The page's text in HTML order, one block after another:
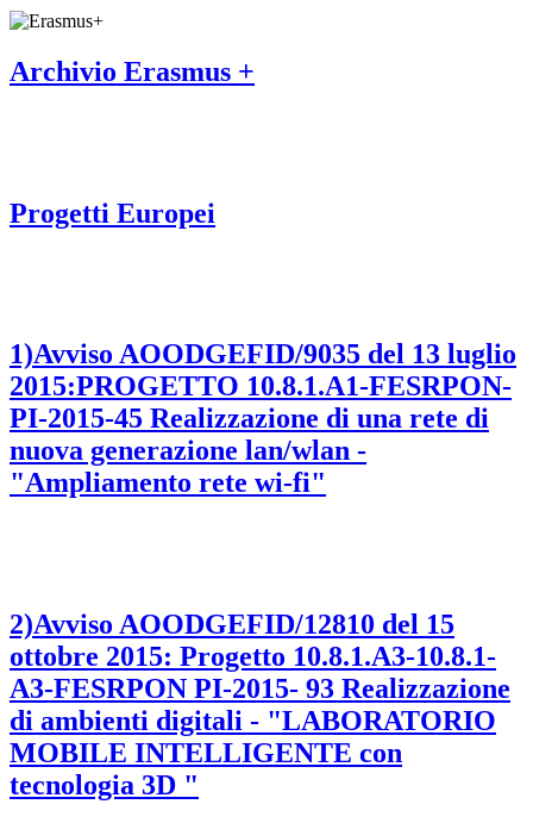
Archivio Erasmus +
Progetti Europei
1)Avviso AOODGEFID/9035 del 13 luglio
2015:PROGETTO 10.8.1.A1-FESRPON-
PI-2015-45 Realizzazione di una rete di
nuova generazione lan/wlan -
"Ampliamento rete wi-fi"
2)Avviso AOODGEFID/12810 del 15
ottobre 2015: Progetto 10.8.1.A3-10.8.1-
A3-FESRPON PI-2015- 93 Realizzazione
di ambienti digitali - "LABORATORIO
MOBILE INTELLIGENTE con
tecnologia 3D "